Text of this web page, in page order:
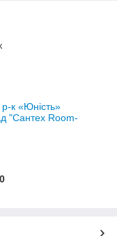
р-к «Юність»
"Сантех Room-